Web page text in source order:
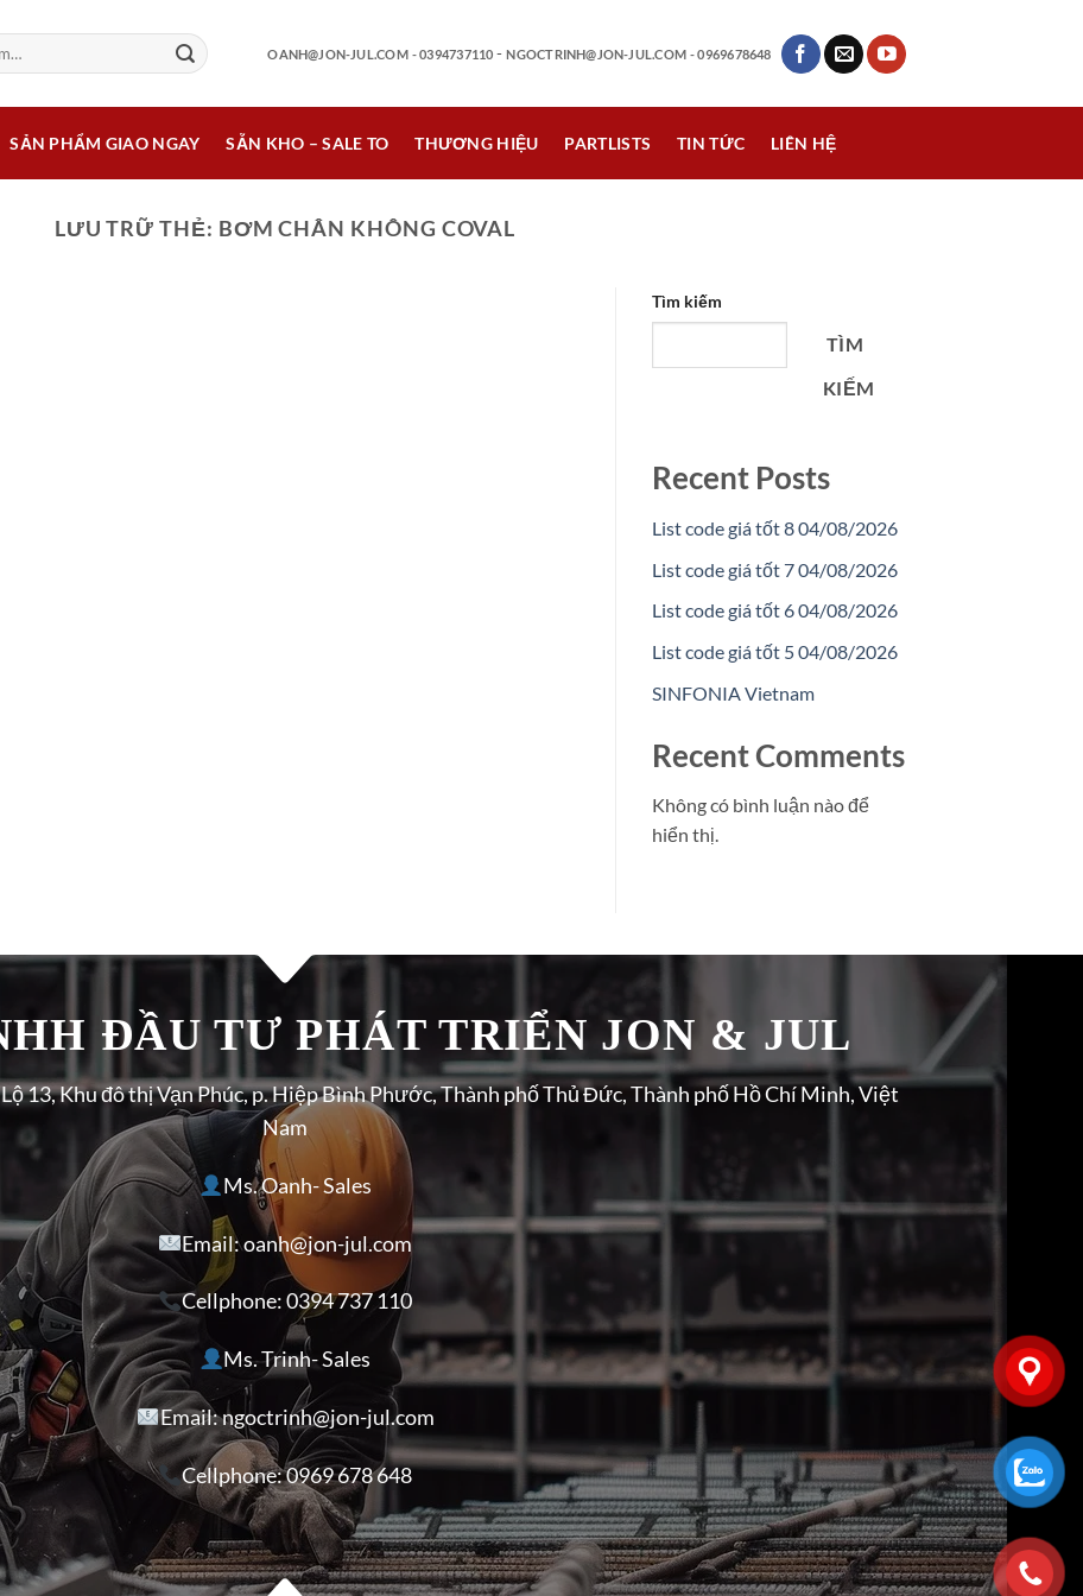
OANH@JON-JUL.COM - 0394737110 -NGOCTRINH@JON-JUL.COM - 0969678648
SẢN PHẨM GIAO NGAY SẴN KHO – SALE TO THƯƠNG HIỆU PARTLISTS TIN TỨC LIÊN HỆ
LƯU TRỮ THẺ: BƠM CHÂN KHÔNG COVAL
Tìm kiếm
TÌM
KIẾM
Recent Posts
List code giá tốt 8 04/08/2026
List code giá tốt 7 04/08/2026
List code giá tốt 6 04/08/2026
List code giá tốt 5 04/08/2026
SINFONIA Vietnam
Recent Comments
Không có bình luận nào để
hiển thị.
ĐẦU TƯ PHÁT TRIỂN JON & JUL
13, Khu đô thị Vạn Phúc, p. Hiệp Bình Phước, Thành phố Thủ Đức, Thành phố Hồ Chí Minh, Việt
Nam
Ms. Oanh- Sales
Email: oanh@jon-jul.com
Cellphone:0394 737 110
Ms. Trinh- Sales
Email: ngoctrinh@jon-jul.com
Cellphone:0969 678 648